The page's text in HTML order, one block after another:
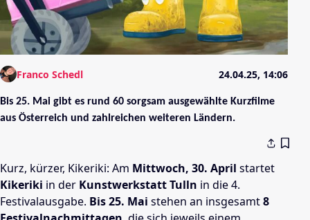
Franco Schedl 24.04.25, 14:06
Bis 25. Mai gibt es rund 60 sorgsam ausgewählte Kurzfilme
aus Österreich und zahlreichen weiteren Ländern.
Kurz, kürzer, Kikeriki: Am Mittwoch, 30. April startet
Kikeriki in der Kunstwerkstatt Tulln in die 4.
Festivalausgabe. Bis 25. Mai stehen an insgesamt8